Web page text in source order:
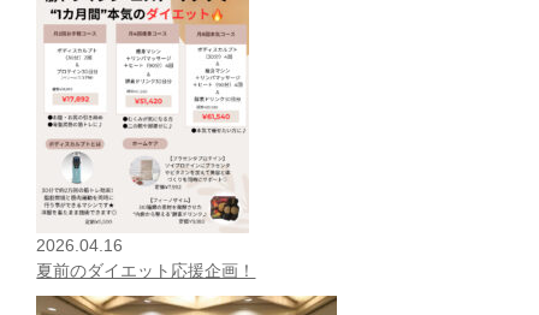
2026.04.16
夏前のダイエット応援企画！